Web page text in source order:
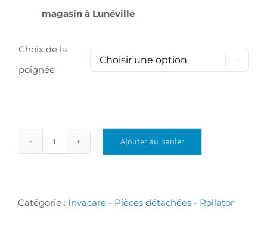
magasin à Lunéville
Choix de la
poignée
quantité
Ajouter au panier
Catégorie : Invacare - Pièces détachées - Rollator